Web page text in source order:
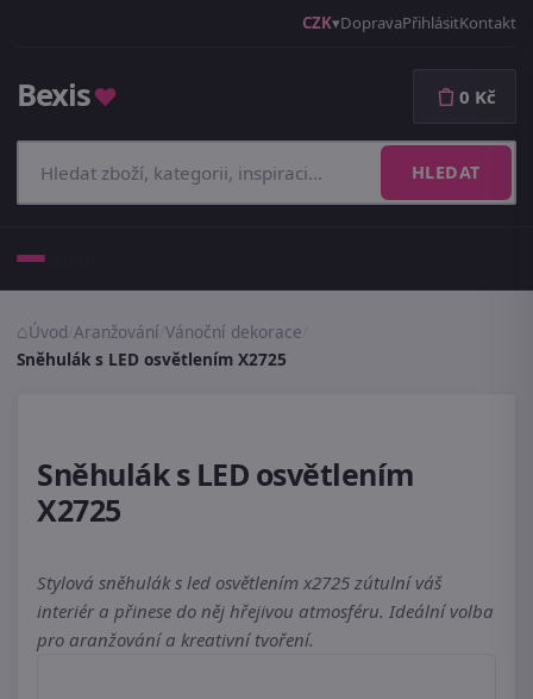
CZK DopravaPřihlásitKontakt
Bexis♥
HLEDAT
0 Kč
Úvod Aranžování Vánoční dekorace
Sněhulák s LED osvětlením X2725
Sněhulák s LED osvětlením
X2725
Stylová sněhulák s led osvětlením x2725 zútulní váš
interiér a přinese do něj hřejivou atmosféru. Ideální volba
pro aranžování a kreativní tvoření.